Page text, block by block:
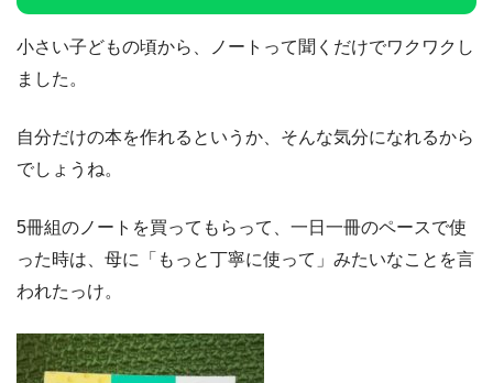
小さい子どもの頃から、ノートって聞くだけでワクワクし
ました。
自分だけの本を作れるというか、そんな気分になれるから
でしょうね。
5冊組のノートを買ってもらって、一日一冊のペースで使
った時は、母に「もっと丁寧に使って」みたいなことを言
われたっけ。